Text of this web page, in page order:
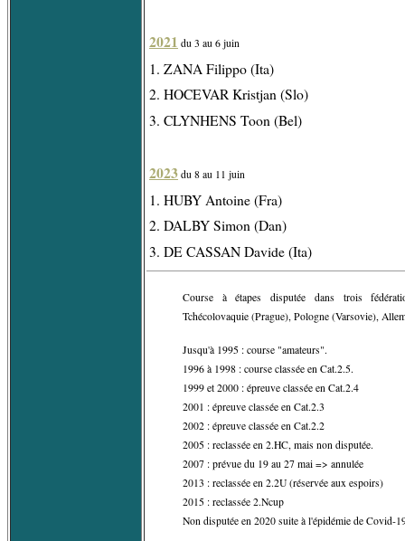
2021 du 3 au 6 juin
1. ZANA Filippo (Ita)
2. HOCEVAR Kristjan (Slo)
3. CLYNHENS Toon (Bel)
2023 du 8 au 11 juin
1. HUBY Antoine (Fra)
2. DALBY Simon (Dan)
3. DE CASSAN Davide (Ita)
Course à étapes disputée dans trois
Tchécolovaquie (Prague), Pologne (Varsovie),
Jusqu'à 1995 : course "amateurs".
1996 à 1998 : course classée en Cat.2.5.
1999 et 2000 : épreuve classée en Cat.2.4
2001 : épreuve classée en Cat.2.3
2002 : épreuve classée en Cat.2.2
2005 : reclassée en 2.HC, mais non disputée.
2007 : prévue du 19 au 27 mai => annulée
2013 : reclassée en 2.2U (réservée aux espoirs)
2015 : reclassée 2.Ncup
Non disputée en 2020 suite à l'épidémie de Covid-